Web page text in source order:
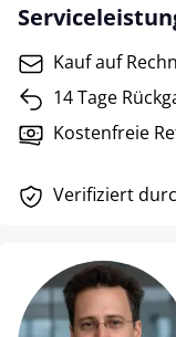
Kauf auf
14 Tage
Kostenfreie
Verifiziert